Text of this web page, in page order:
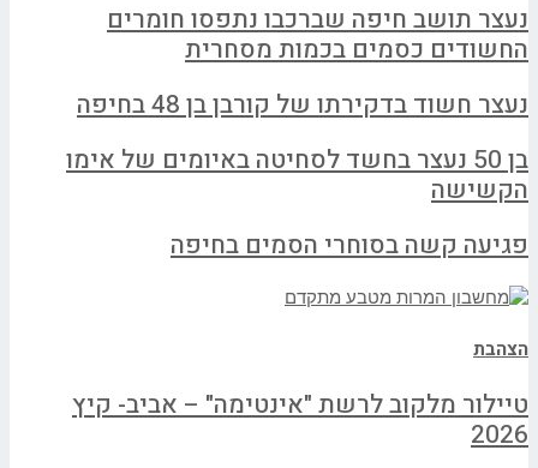
נעצר תושב חיפה שברכבו נתפסו חומרים
החשודים כסמים בכמות מסחרית
נעצר חשוד בדקירתו של קורבן בן 48 בחיפה
בן 50 נעצר בחשד לסחיטה באיומים של אימו
הקשישה
פגיעה קשה בסוחרי הסמים בחיפה
הצהבת
טיילור מלקוב לרשת "אינטימה" – אביב- קיץ
2026